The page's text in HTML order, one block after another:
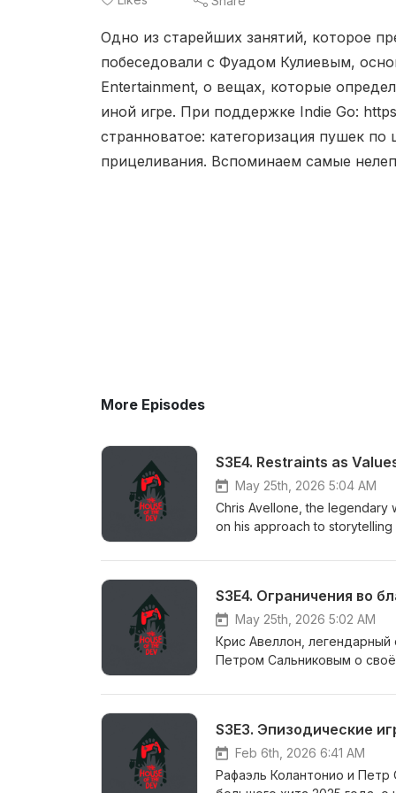
Одно из старейших занятий, которое
побеседовали с Фуадом Кулиевым,
Entertainment, о вещах, которые
иной игре. При поддержке Indie Go:
странноватое: категоризация пушек
прицеливания. Вспоминаем самые
More Episodes
S3E4. Restraints as
May 25th, 2026 5:04 AM
Chris Avellone, the legendary
on his approach to
one place: https://mellow.io/
Find financial support at IndieGo Fund: https://
experience at the D&amp;D
the story of that game came
Messiah of Might &amp;
Baldur’s Gate? - Restraints
S3E4. Ограничения во
May 25th, 2026 5:02 AM
Крис Авеллон,
Петром Сальниковым о
финансирование вашей игры в фонд
превратилась в «Prey» – и
навязанные IP: на примерах
глубина, которую они
Почему Pathfinder: Kingmaker
Feb 6th, 2026 6:41 AM
Рафаэль Колантонио и